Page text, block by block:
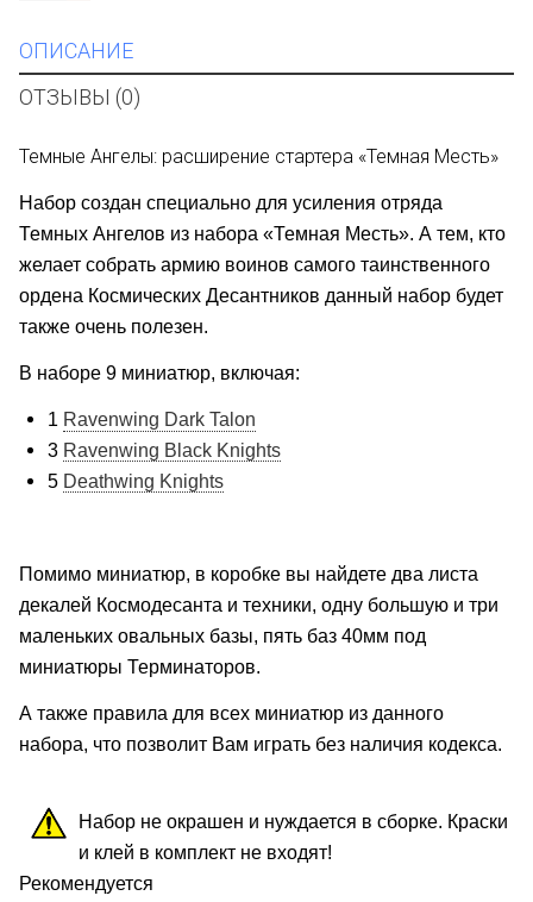
ОПИСАНИЕ
ОТЗЫВЫ (0)
Темные Ангелы: расширение стартера «Темная Месть»
Набор создан специально для усиления отряда
Темных Ангелов из набора «Темная Месть». А тем, кто
желает собрать армию воинов самого таинственного
ордена Космических Десантников данный набор будет
также очень полезен.
В наборе 9 миниатюр, включая:
1 Ravenwing Dark Talon
3 Ravenwing Black Knights
5 Deathwing Knights
Помимо миниатюр, в коробке вы найдете два листа
декалей Космодесанта и техники, одну большую и три
маленьких овальных базы, пять баз 40мм под
миниатюры Терминаторов.
А также правила для всех миниатюр из данного
набора, что позволит Вам играть без наличия кодекса.
Набор не окрашен и нуждается в сборке. Краски
и клей в комплект не входят!
Рекомендуется